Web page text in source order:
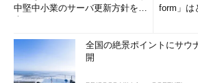
中堅中小業のサーバ更新方針を調
form」は
全国の絶景ポイントにサウ
開